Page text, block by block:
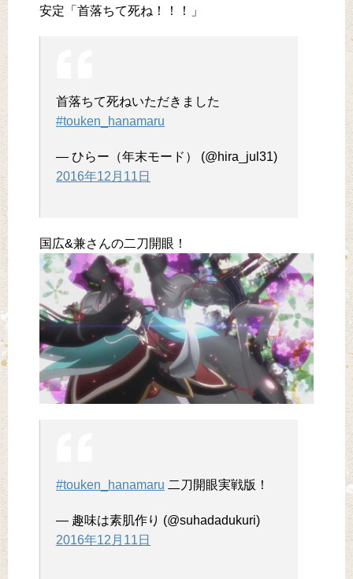
安定「首落ちて死ね！！！」
首落ちて死ねいただきました
#touken_hanamaru
— ひらー（年末モード） (@hira_jul31)
2016年12月11日
国広&兼さんの二刀開眼！
#touken_hanamaru 二刀開眼実戦版！
— 趣味は素肌作り (@suhadadukuri)
2016年12月11日